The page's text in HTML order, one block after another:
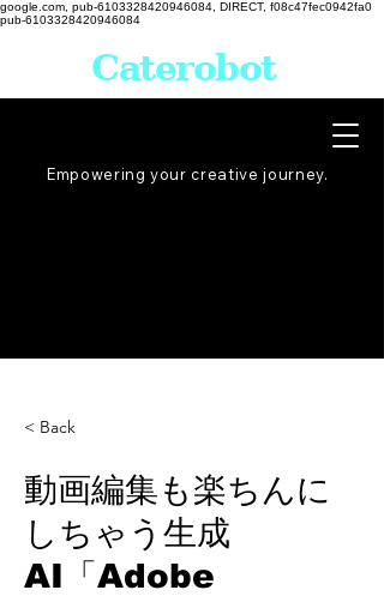
google.com, pub-6103328420946084, DIRECT, f08c47fec0942fa0
pub-6103328420946084
Empowering your creative journey.
Caterobot
< Back
動画編集も楽ちんに
しちゃう生成
AI「Adobe